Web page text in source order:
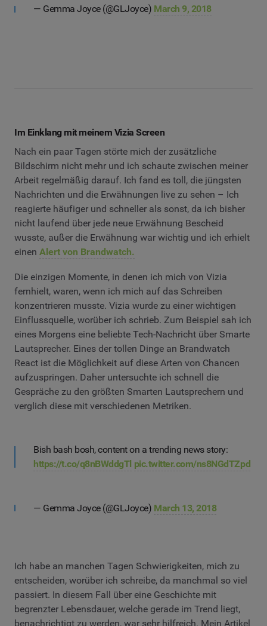
— Gemma Joyce (@GLJoyce) March 9, 2018
Im Einklang mit meinem Vizia Screen
Nach ein paar Tagen störte mich der zusätzliche
Bildschirm nicht mehr und ich schaute zwischen meiner
Arbeit regelmäßig darauf. Ich fand es toll, die jüngsten
Nachrichten und die Erwähnungen live zu sehen – Ich
reagierte häufiger und schneller als sonst, da ich bisher
nicht laufend über jede neue Erwähnung Bescheid
wusste, außer die Erwähnung war wichtig und ich erhielt
einen Alert von Brandwatch.
Die einzigen Momente, in denen ich mich von Vizia
fernhielt, waren, wenn ich mich auf das Schreiben
konzentrieren musste. Vizia wurde zu einer wichtigen
Einflussquelle, worüber ich schrieb. Zum Beispiel sah ich
eines Morgens eine beliebte Tech-Nachricht über Smarte
Lautsprecher. Eines der tollen Dinge an Brandwatch
React ist die Möglichkeit auf diese Arten von Chancen
aufzuspringen. Daher untersuchte ich schnell die
Gespräche zu den größten Smarten Lautsprechern und
verglich diese mit verschiedenen Metriken.
Bish bash bosh, content on a trending news story:
https://t.co/q8nBWddgTl pic.twitter.com/ns8NGdTZpd
— Gemma Joyce (@GLJoyce) March 13, 2018
Ich habe an manchen Tagen Schwierigkeiten, mich zu
entscheiden, worüber ich schreibe, da manchmal so viel
passiert. In diesem Fall über eine Geschichte mit
begrenzter Lebensdauer, welche gerade im Trend liegt,
benachrichtigt zu werden, war sehr hilfreich. Mein Artikel